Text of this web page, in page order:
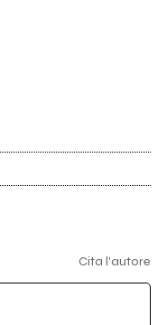
Cita l'autore